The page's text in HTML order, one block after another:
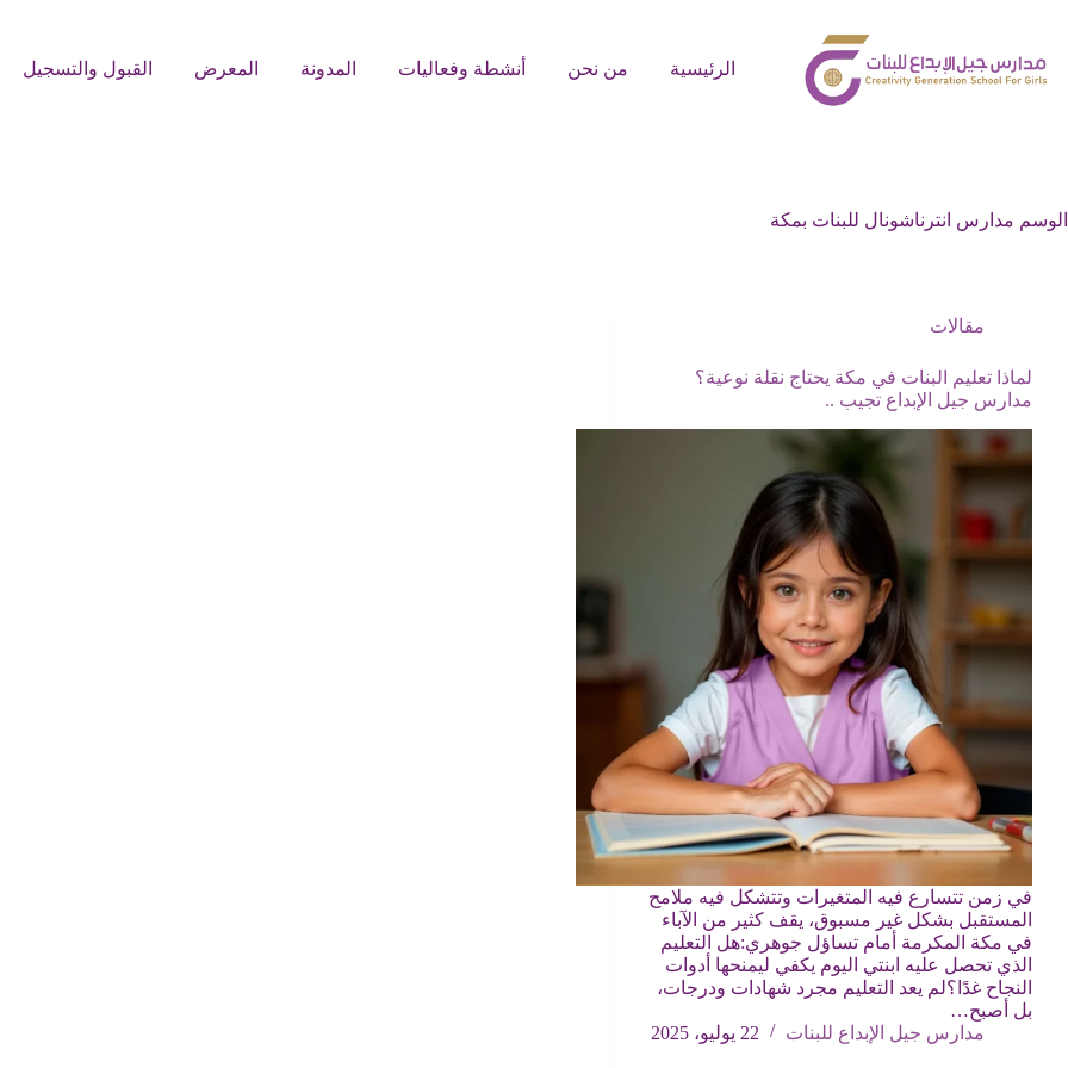
الرئيسية من نحن أنشطة وفعاليات المدونة المعرض القبول والتسجيل
الوسم مدارس انترناشونال للبنات بمكة
مقالات
لماذا تعليم البنات في مكة يحتاج نقلة نوعية؟
مدارس جيل الإبداع تجيب ..
في زمن تتسارع فيه المتغيرات وتتشكل فيه ملامح
المستقبل بشكل غير مسبوق، يقف كثير من الآباء
في مكة المكرمة أمام تساؤل جوهري:هل التعليم
الذي تحصل عليه ابنتي اليوم يكفي ليمنحها أدوات
النجاح غدًا؟لم يعد التعليم مجرد شهادات ودرجات،
بل أصبح…
مدارس جيل الإبداع للبنات
22 يوليو، 2025